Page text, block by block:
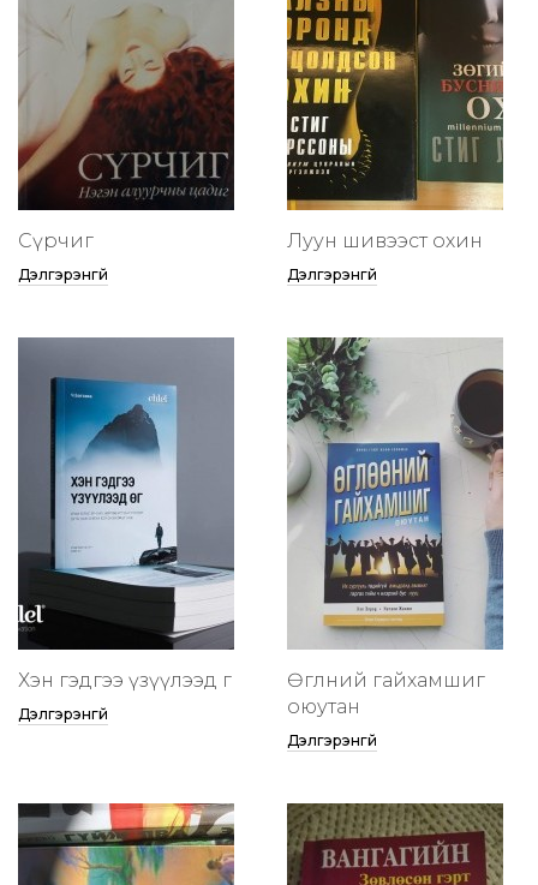
Сүрчиг
Дэлгэрэнгүй
Луун шивээст охин
Дэлгэрэнгүй
Хэн гэдгээ үзүүлээд өг
Дэлгэрэнгүй
Өглөөний гайхамшиг
оюутан
Дэлгэрэнгүй